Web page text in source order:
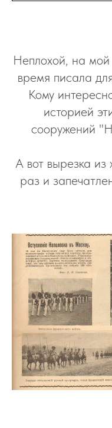
Неплохой, на мой
время писала
Кому
историей
сооружений
А вот вырезка
раз и